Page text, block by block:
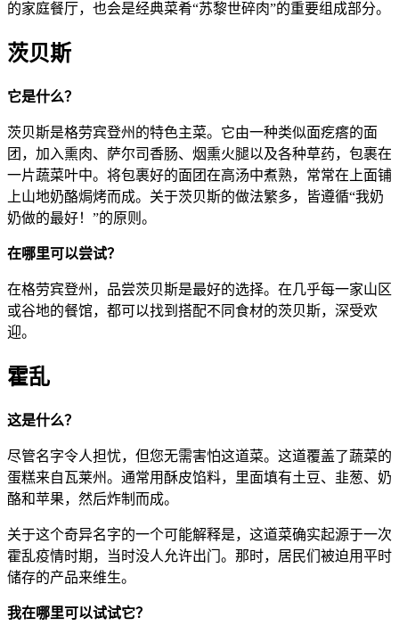
的家庭餐厅，也会是经典菜肴“苏黎世碎肉”的重要组成部分。
茨贝斯
它是什么？
茨贝斯是格劳宾登州的特色主菜。它由一种类似面疙瘩的面
团，加入熏肉、萨尔司香肠、烟熏火腿以及各种草药，包裹在
一片蔬菜叶中。将包裹好的面团在高汤中煮熟，常常在上面铺
上山地奶酪焗烤而成。关于茨贝斯的做法繁多，皆遵循“我奶
奶做的最好！”的原则。
在哪里可以尝试？
在格劳宾登州，品尝茨贝斯是最好的选择。在几乎每一家山区
或谷地的餐馆，都可以找到搭配不同食材的茨贝斯，深受欢
迎。
霍乱
这是什么？
尽管名字令人担忧，但您无需害怕这道菜。这道覆盖了蔬菜的
蛋糕来自瓦莱州。通常用酥皮馅料，里面填有土豆、韭葱、奶
酪和苹果，然后炸制而成。
关于这个奇异名字的一个可能解释是，这道菜确实起源于一次
霍乱疫情时期，当时没人允许出门。那时，居民们被迫用平时
储存的产品来维生。
我在哪里可以试试它？